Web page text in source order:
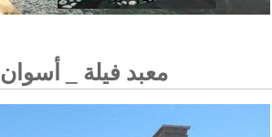
معبد فيلة _ أسوان